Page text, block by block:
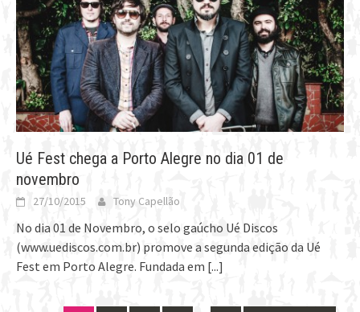
Ué Fest chega a Porto Alegre no dia 01 de
novembro
27/10/2015 Tony Capellão
No dia 01 de Novembro, o selo gaúcho Ué Discos
(www.uediscos.com.br) promove a segunda edição da Ué
Fest em Porto Alegre. Fundada em [...]